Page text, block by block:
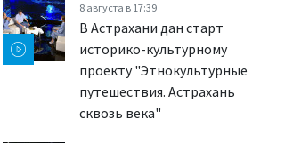
8 августа в 17:39
В Астрахани дан старт
историко-культурному
проекту "Этнокультурные
путешествия. Астрахань
сквозь века"